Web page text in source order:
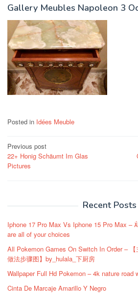
Gallery Meubles Napoleon 3
Posted in Idées Meuble
Post
navigation
Previous post
22+ Honig Schäumt Im Glas
Pictures
Recent Posts
Iphone 17 Pro Max Vs Iphone 15 Pro Max –
are all of your choices
All Pokemon Games On Switch In Order –
做法步骤图】by_hulala_下厨房
Wallpaper Full Hd Pokemon – 4k nature road
Cinta De Marcaje Amarillo Y Negro